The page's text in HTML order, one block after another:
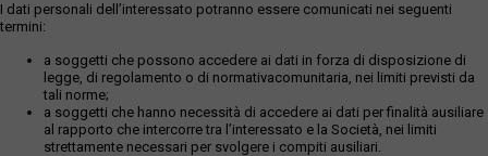
I dati personali dell’interessato potranno essere comunicati nei seguenti
termini:
a soggetti che possono accedere ai dati in forza di disposizione di
legge, di regolamento o di normativacomunitaria, nei limiti previsti da
tali norme;
a soggetti che hanno necessità di accedere ai dati per finalità ausiliare
al rapporto che intercorre tra l’interessato e la Società, nei limiti
strettamente necessari per svolgere i compiti ausiliari.